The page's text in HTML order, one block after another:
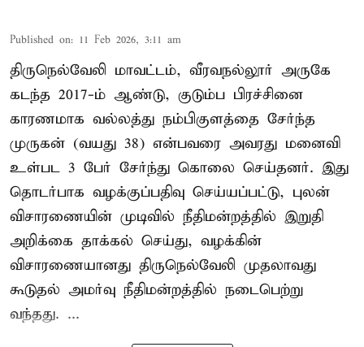
Published on: 11 Feb 2026, 3:11 am
திருநெல்வேலி மாவட்டம், வீரவநல்லூர் அருகே
கடந்த 2017-ம் ஆண்டு, குடும்ப பிரச்சினை
காரணமாக வல்லத்து நம்பிகுளத்தை சேர்ந்த
முருகன் (வயது 38) என்பவரை அவரது மனைவி
உள்பட 3 பேர் சேர்ந்து கொலை செய்தனர். இது
தொடர்பாக வழக்குப்பதிவு செய்யப்பட்டு, புலன்
விசாரணையின் முடிவில் நீதிமன்றத்தில் இறுதி
அறிக்கை தாக்கல் செய்து, வழக்கின்
விசாரணையானது திருநெல்வேலி முதலாவது
கூடுதல் அமர்வு நீதிமன்றத்தில் நடைபெற்று
வந்தது. ...